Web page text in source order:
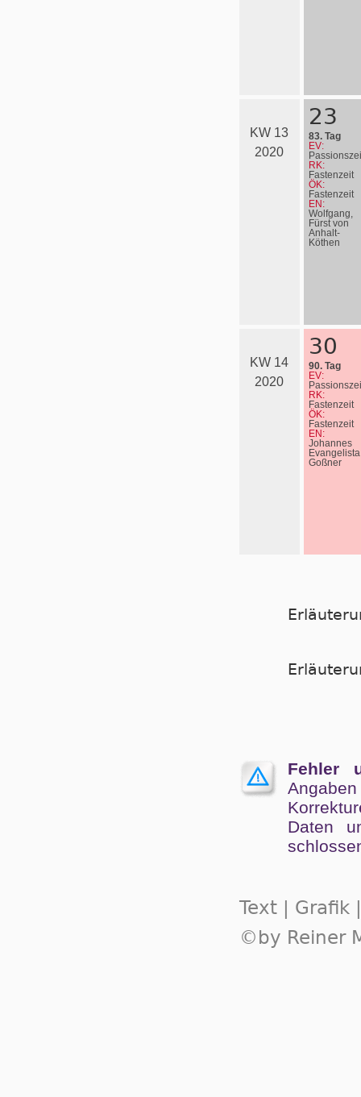
KW 13
2020
23
83. Tag
EV:
RK:
Fastenzeit
ÖK:
Fastenzeit
EN:
Wolfgang,
Fürst von
Anhalt-
Köthen
KW 14
2020
30
90. Tag
EV:
RK:
Fastenzeit
ÖK:
Fastenzeit
EN:
Johannes
Evangelista
Goßner
Fehler
Angaben
Da­ten
Text | Grafik
©by Reiner